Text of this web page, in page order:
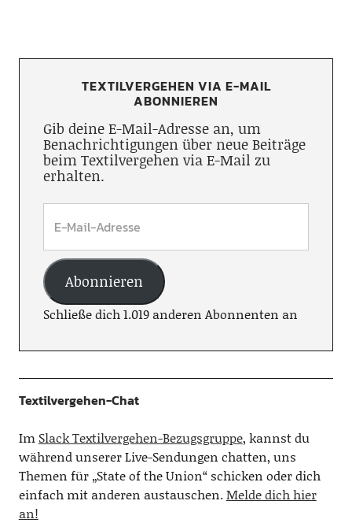
TEXTILVERGEHEN VIA E-MAIL
ABONNIEREN
Gib deine E-Mail-Adresse an, um
Benachrichtigungen über neue Beiträge
beim Textilvergehen via E-Mail zu
erhalten.
Abonnieren
Schließe dich 1.019 anderen Abonnenten an
Textilvergehen-Chat
Im Slack Textilvergehen-Bezugsgruppe, kannst du
während unserer Live-Sendungen chatten, uns
Themen für „State of the Union“ schicken oder dich
einfach mit anderen austauschen.Melde dich hier
an!